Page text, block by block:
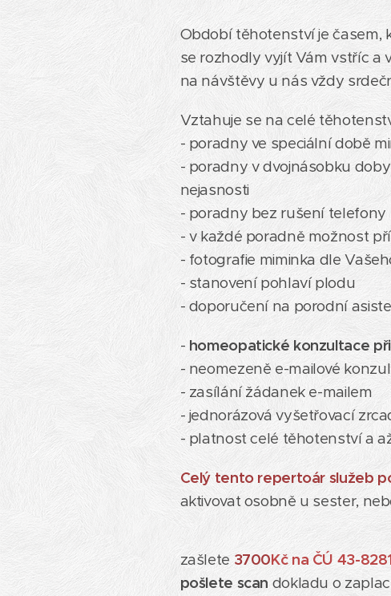
Období těhotenství je časem,
se rozhodly vyjít Vám vstříc a
na návštěvy u nás vždy
Vztahuje se na celé
- poradny ve speciální době
- poradny v dvojnásobku
nejasnosti
- poradny bez rušení telefony
- v každé poradně možnost
- fotografie miminka dle
- stanovení pohlaví plodu
- doporučení na porodní
- homeopatické konzultace
- neomezeně e-mailové
- zasílání žádanek e-mailem
- jednorázová vyšetřovací
- platnost celé těhotenství a
Celý tento repertoár služeb
aktivovat osobně u sester,
zašlete 3700Kč na ČÚ 43-
pošlete scan dokladu o